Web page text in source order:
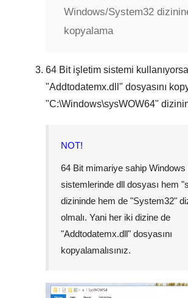
Windows/System32
kopyalama
64 Bitişletim sistemi
"Addtodatemx.dll " dosyasını
"C:\Windows\sysWOW64"
NOT!
64 Bit mimariye sahip Windows
sistemlerinde dll dosyası hem "
dizininde hem de "System32"
olmalı. Yani her iki dizine de
"Addtodatemx.dll" dosyasını
kopyalamalısınız.